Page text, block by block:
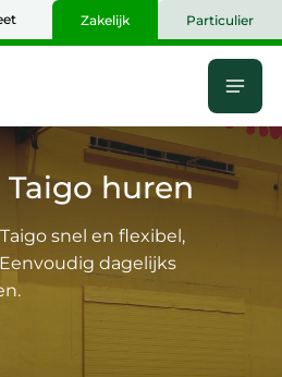
Zakelijk Particulier
huren
snel en flexibel,
dagelijks